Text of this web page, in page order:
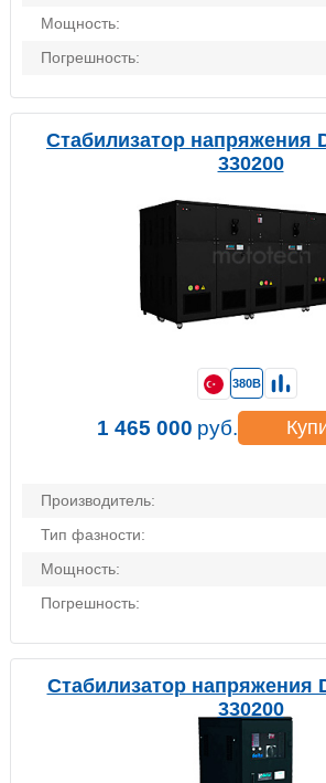
Мощность:
Погрешность:
Стабилизатор напряжения
330200
Производитель:
Тип фазности:
Мощность:
Погрешность:
380В
1 465 000 руб.
Стабилизатор напряжения
330200